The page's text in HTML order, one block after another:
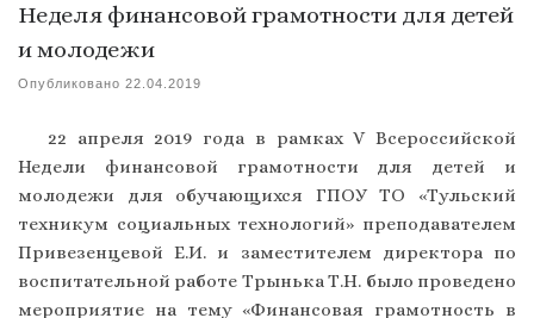
Неделя финансовой грамотности для детей
и молодежи
Опубликовано 22.04.2019
22 апреля 2019 года в рамках V Всероссийской
Недели финансовой грамотности для детей и
молодежи для обучающихся ГПОУ ТО «Тульский
техникум социальных технологий» преподавателем
Привезенцевой Е.И. и заместителем директора по
воспитательной работе Трынька Т.Н. было проведено
мероприятие на тему «Финансовая грамотность в